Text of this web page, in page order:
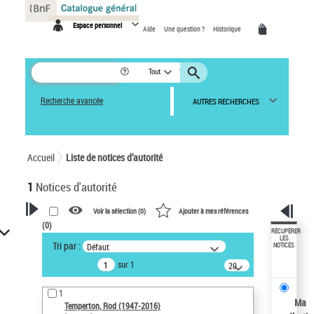
Espace personnel Aide Une question ? Historique
Tout
Recherche avancée AUTRES RECHERCHES
Accueil Liste de notices d’autorité
1 Notices d'autorité
VOTRE RECHERCHE
Recherche avancée dans les
notices d’autorité
Œuvres liées à l'auteur :
Temperton, Rod (1947-2016)
Voir la sélection (0) Ajouter à mes références
(0)
Tri par : Défaut
sur 1
20
résultats/page
1
Temperton, Rod (1947-2016)
RÉCUPÉRER
LES
NOTICES
Ma
Panneau de gestion des cookies